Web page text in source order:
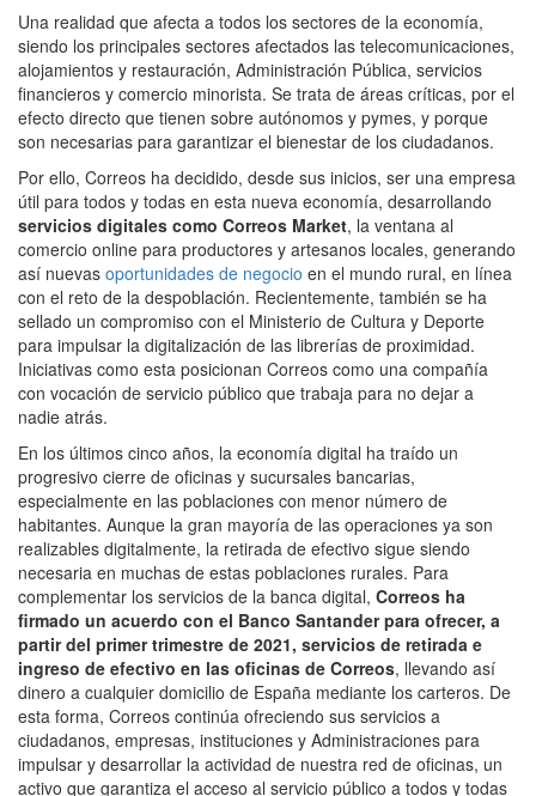
Una realidad que afecta a todos los sectores de la economía,
siendo los principales sectores afectados las telecomunicaciones,
alojamientos y restauración, Administración Pública, servicios
financieros y comercio minorista. Se trata de áreas críticas, por el
efecto directo que tienen sobre autónomos y pymes, y porque
son necesarias para garantizar el bienestar de los ciudadanos.
Por ello, Correos ha decidido, desde sus inicios, ser una empresa
útil para todos y todas en esta nueva economía, desarrollando
servicios digitales como Correos Market, la ventana al
comercio online para productores y artesanos locales, generando
así nuevas oportunidades de negocio en el mundo rural, en línea
con el reto de la despoblación. Recientemente, también se ha
sellado un compromiso con el Ministerio de Cultura y Deporte
para impulsar la digitalización de las librerías de proximidad.
Iniciativas como esta posicionan Correos como una compañía
con vocación de servicio público que trabaja para no dejar a
nadie atrás.
En los últimos cinco años, la economía digital ha traído un
progresivo cierre de oficinas y sucursales bancarias,
especialmente en las poblaciones con menor número de
habitantes. Aunque la gran mayoría de las operaciones ya son
realizables digitalmente, la retirada de efectivo sigue siendo
necesaria en muchas de estas poblaciones rurales. Para
complementar los servicios de la banca digital, Correos ha
firmado un acuerdo con el Banco Santander para ofrecer, a
partir del primer trimestre de 2021, servicios de retirada e
ingreso de efectivo en las oficinas de Correos, llevando así
dinero a cualquier domicilio de España mediante los carteros. De
esta forma, Correos continúa ofreciendo sus servicios a
ciudadanos, empresas, instituciones y Administraciones para
impulsar y desarrollar la actividad de nuestra red de oficinas, un
activo que garantiza el acceso al servicio público a todos y todas